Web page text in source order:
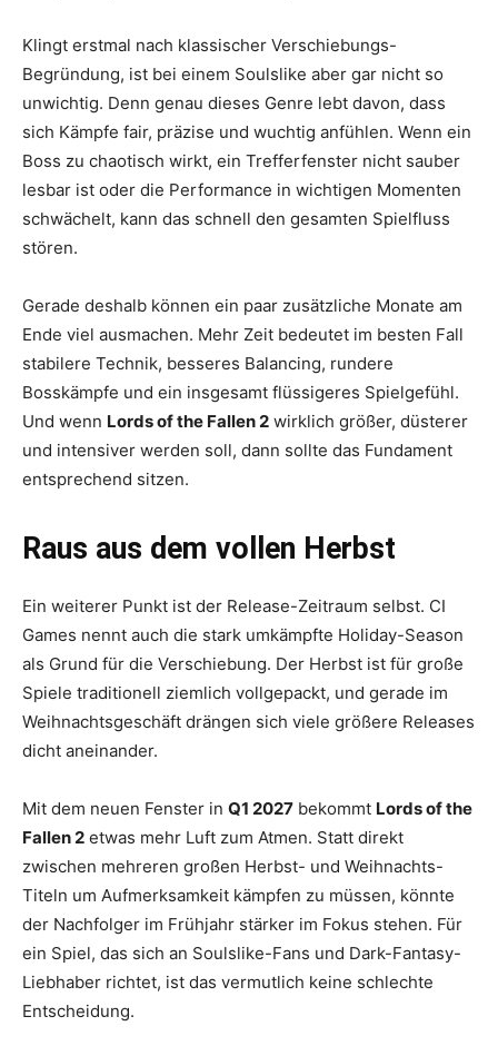
Klingt erstmal nach klassischer Verschiebungs-
Begründung, ist bei einem Soulslike aber gar nicht so
unwichtig. Denn genau dieses Genre lebt davon, dass
sich Kämpfe fair, präzise und wuchtig anfühlen. Wenn ein
Boss zu chaotisch wirkt, ein Trefferfenster nicht sauber
lesbar ist oder die Performance in wichtigen Momenten
schwächelt, kann das schnell den gesamten Spielfluss
stören.
Gerade deshalb können ein paar zusätzliche Monate am
Ende viel ausmachen. Mehr Zeit bedeutet im besten Fall
stabilere Technik, besseres Balancing, rundere
Bosskämpfe und ein insgesamt flüssigeres Spielgefühl.
Und wenn Lords of the Fallen 2 wirklich größer, düsterer
und intensiver werden soll, dann sollte das Fundament
entsprechend sitzen.
Raus aus dem vollen Herbst
Ein weiterer Punkt ist der Release-Zeitraum selbst. CI
Games nennt auch die stark umkämpfte Holiday-Season
als Grund für die Verschiebung. Der Herbst ist für große
Spiele traditionell ziemlich vollgepackt, und gerade im
Weihnachtsgeschäft drängen sich viele größere Releases
dicht aneinander.
Mit dem neuen Fenster in Q1 2027 bekommt Lords of the
Fallen 2 etwas mehr Luft zum Atmen. Statt direkt
zwischen mehreren großen Herbst- und Weihnachts-
Titeln um Aufmerksamkeit kämpfen zu müssen, könnte
der Nachfolger im Frühjahr stärker im Fokus stehen. Für
ein Spiel, das sich an Soulslike-Fans und Dark-Fantasy-
Liebhaber richtet, ist das vermutlich keine schlechte
Entscheidung.